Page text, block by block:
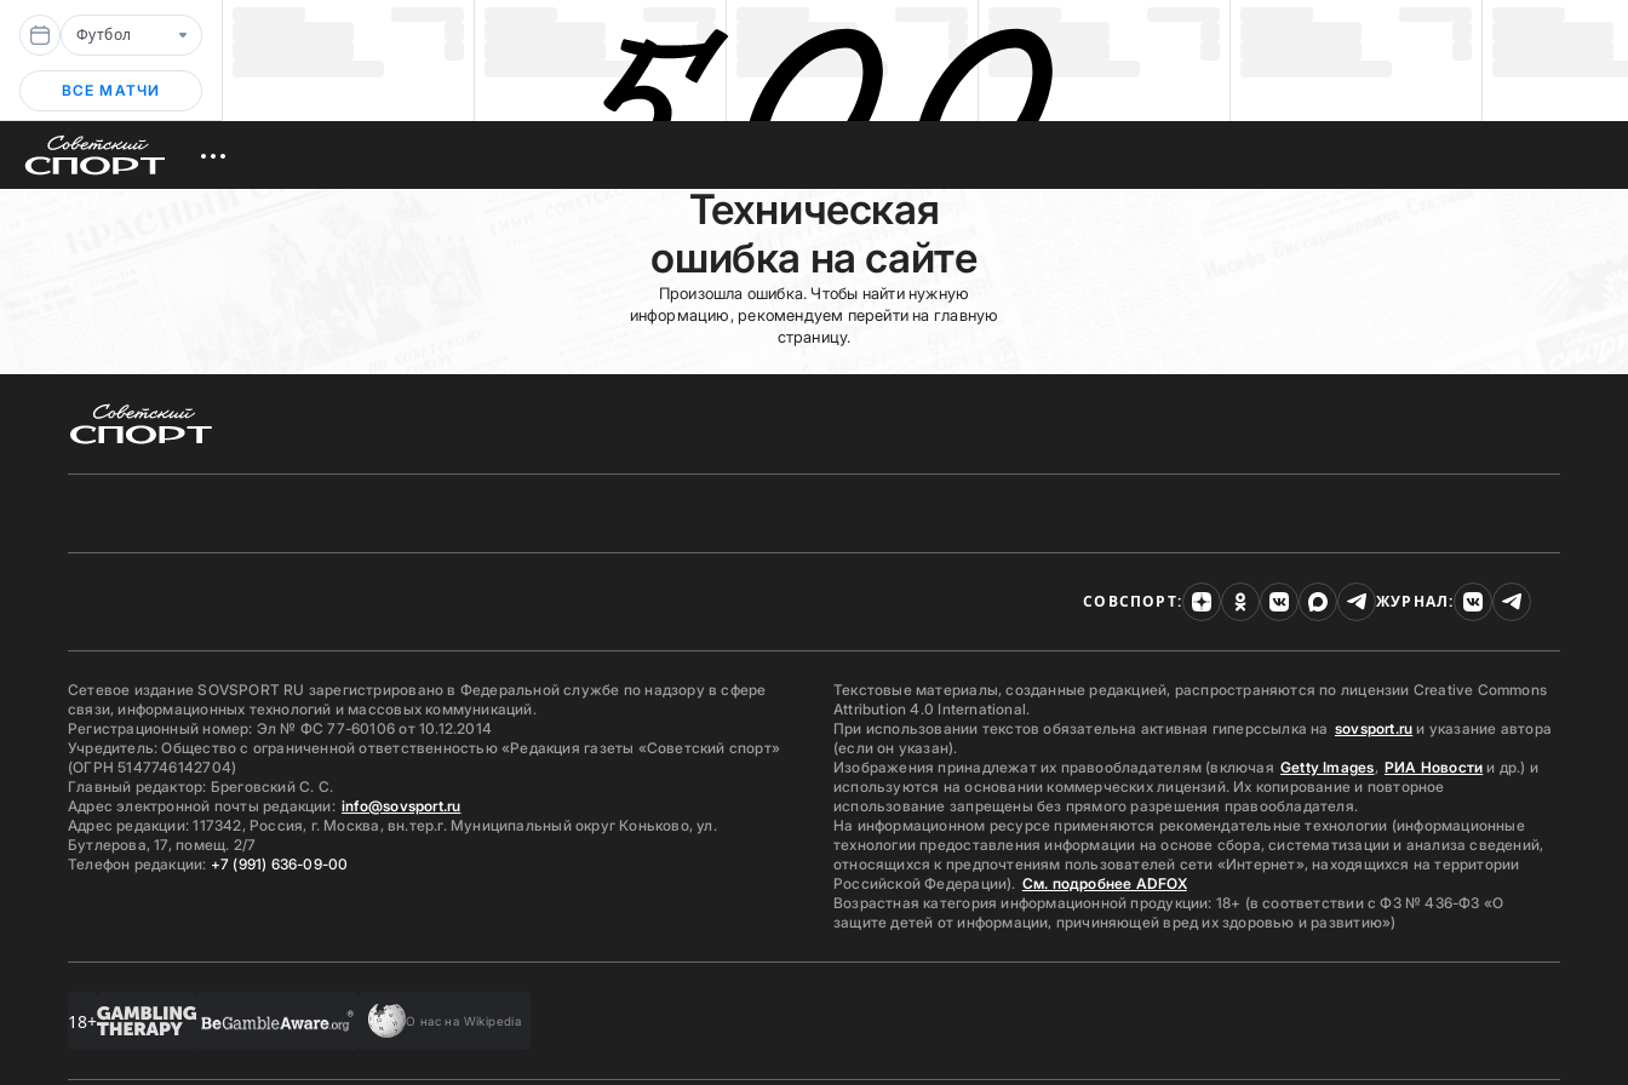
Футбол
ВСЕ МАТЧИ
Техническая
ошибка на сайте
Произошла ошибка. Чтобы найти нужную
информацию, рекомендуем перейти на главную
страницу.
СОВСПОРТ: ЖУРНАЛ:
Сетевое издание SOVSPORT RU зарегистрировано в Федеральной службе по надзору в сфере
связи, информационных технологий и массовых коммуникаций.
Регистрационный номер: Эл № ФС 77-60106 от 10.12.2014
Учредитель: Общество с ограниченной ответственностью «Редакция газеты «Советский спорт»
(ОГРН 5147746142704)
Главный редактор: Бреговский С. С.
Адрес электронной почты редакции: info@sovsport.ru
Адрес редакции: 117342, Россия, г. Москва, вн.тер.г. Муниципальный округ Коньково, ул.
Бутлерова, 17, помещ. 2/7
Телефон редакции: +7 (991) 636-09-00
Текстовые материалы, созданные редакцией, распространяются по лицензии Creative Commons
Attribution 4.0 International.
При использовании текстов обязательна активная гиперссылка на sovsport.ru и указание автора
(если он указан).
Изображения принадлежат их правообладателям (включая Getty Images, РИА Новости и др.) и
используются на основании коммерческих лицензий. Их копирование и повторное
использование запрещены без прямого разрешения правообладателя.
На информационном ресурсе применяются рекомендательные технологии (информационные
технологии предоставления информации на основе сбора, систематизации и анализа сведений,
относящихся к предпочтениям пользователей сети «Интернет», находящихся на территории
Российской Федерации). См. подробнее ADFOX
Возрастная категория информационной продукции: 18+ (в соответствии с ФЗ № 436-ФЗ «О
защите детей от информации, причиняющей вред их здоровью и развитию»)
18+ О нас на Wikipedia